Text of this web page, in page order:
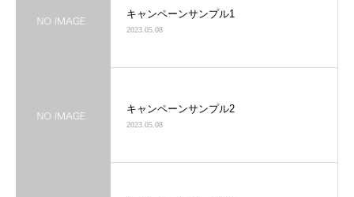
キャンペーンサンプル1
2023.05.08
キャンペーンサンプル2
2023.05.08